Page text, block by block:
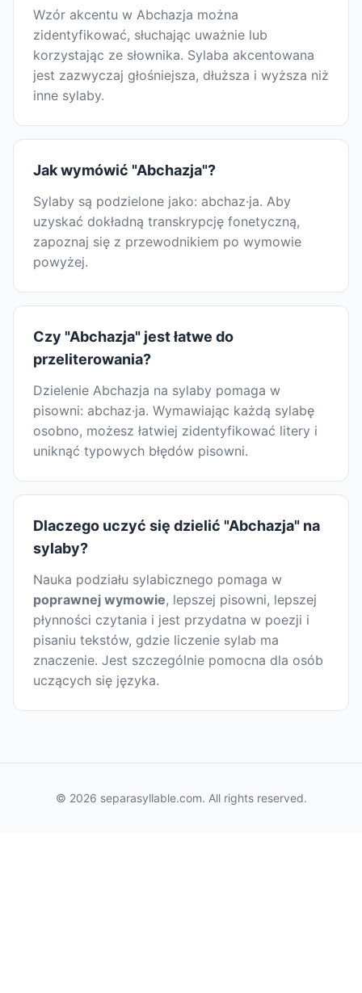
Wzór akcentu w Abchazja można
zidentyfikować, słuchając uważnie lub
korzystając ze słownika. Sylaba akcentowana
jest zazwyczaj głośniejsza, dłuższa i wyższa niż
inne sylaby.
Jak wymówić "Abchazja"?
Sylaby są podzielone jako: abchaz·ja. Aby
uzyskać dokładną transkrypcję fonetyczną,
zapoznaj się z przewodnikiem po wymowie
powyżej.
Czy "Abchazja" jest łatwe do
przeliterowania?
Dzielenie Abchazja na sylaby pomaga w
pisowni: abchaz·ja. Wymawiając każdą sylabę
osobno, możesz łatwiej zidentyfikować litery i
uniknąć typowych błędów pisowni.
Dlaczego uczyć się dzielić "Abchazja" na
sylaby?
Nauka podziału sylabicznego pomaga w
poprawnej wymowie, lepszej pisowni, lepszej
płynności czytania i jest przydatna w poezji i
pisaniu tekstów, gdzie liczenie sylab ma
znaczenie. Jest szczególnie pomocna dla osób
uczących się języka.
© 2026 separasyllable.com. All rights reserved.